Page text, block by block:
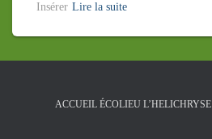
Insérer Lire la suite
ACCUEIL ÉCOLIEU L’HELICHRYSE